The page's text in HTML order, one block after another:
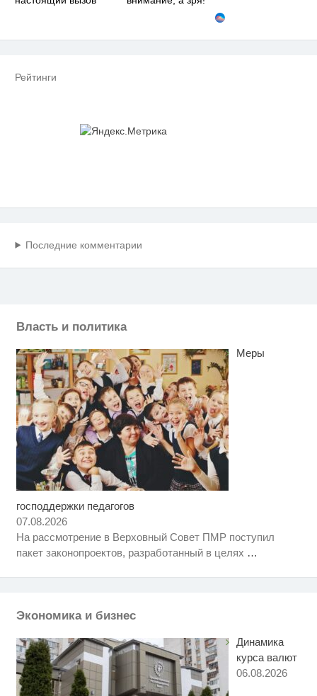
Рейтинги
Последние комментарии
Власть и политика
Меры
господдержки педагогов
07.08.2026
На рассмотрение в Верховный Совет ПМР поступил
пакет законопроектов, разработанный в целях …
Экономика и бизнес
Динамика
курса валют
06.08.2026
Ролик длится несколько секунд,
Этот танец невесты оставит вас
без слов! Пересмотрела 10 раз